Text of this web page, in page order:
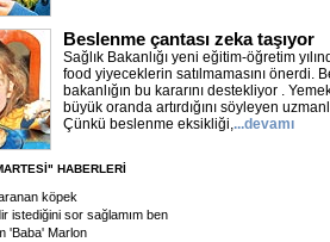
Beslenme çantası zeka taşıyor
Sağlık Bakanlığı yeni eğitim-öğretim
food yiyeceklerin satılmamasını önerdi.
bakanlığın bu kararını destekliyor . Yemek
büyük oranda artırdığını söyleyen
Çünkü beslenme eksikliği,...devamı
HABERLERİ
köpek
istediğini sor sağlamım ben
'Baba' Marlon